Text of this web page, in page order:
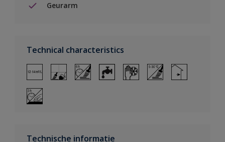
Geurarm
Technical characteristics
Technische informatie